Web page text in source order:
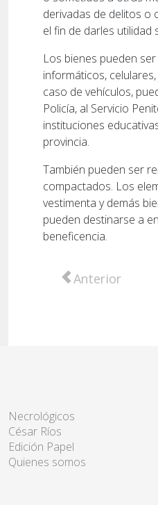
derivadas de delitos o
el fin de darles utilidad
Los bienes pueden
informáticos,
caso de vehículos,
Policía, al Servicio
instituciones
provincia.
También pueden ser
compactados. Los
vestimenta y demás
pueden destinarse a
beneficencia.
Artículo
Anterior
Necrológicos
César Ríos
Edición Papel
Quienes somos